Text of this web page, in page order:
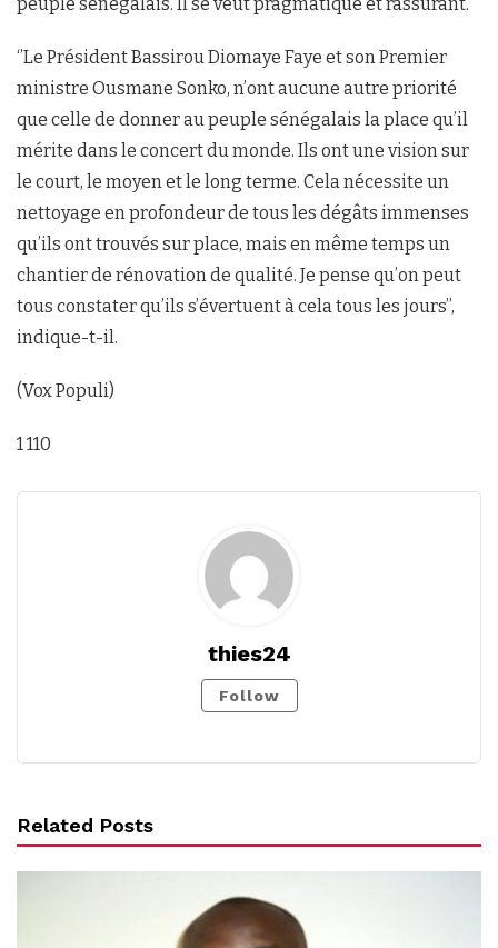
‘’Le Président Bassirou Diomaye Faye et son Premier
ministre Ousmane Sonko, n’ont aucune autre priorité
que celle de donner au peuple sénégalais la place qu’il
mérite dans le concert du monde. Ils ont une vision sur
le court, le moyen et le long terme. Cela nécessite un
nettoyage en profondeur de tous les dégâts immenses
qu’ils ont trouvés sur place, mais en même temps un
chantier de rénovation de qualité. Je pense qu’on peut
tous constater qu’ils s’évertuent à cela tous les jours’’,
indique-t-il.
(Vox Populi)
1 110
thies24
Follow
Related Posts